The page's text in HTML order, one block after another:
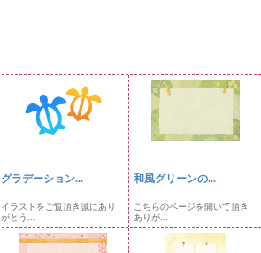
グラデーション...
イラストをご覧頂き誠にあり
がとう...
和風グリーンの...
こちらのページを開いて頂き
ありが...